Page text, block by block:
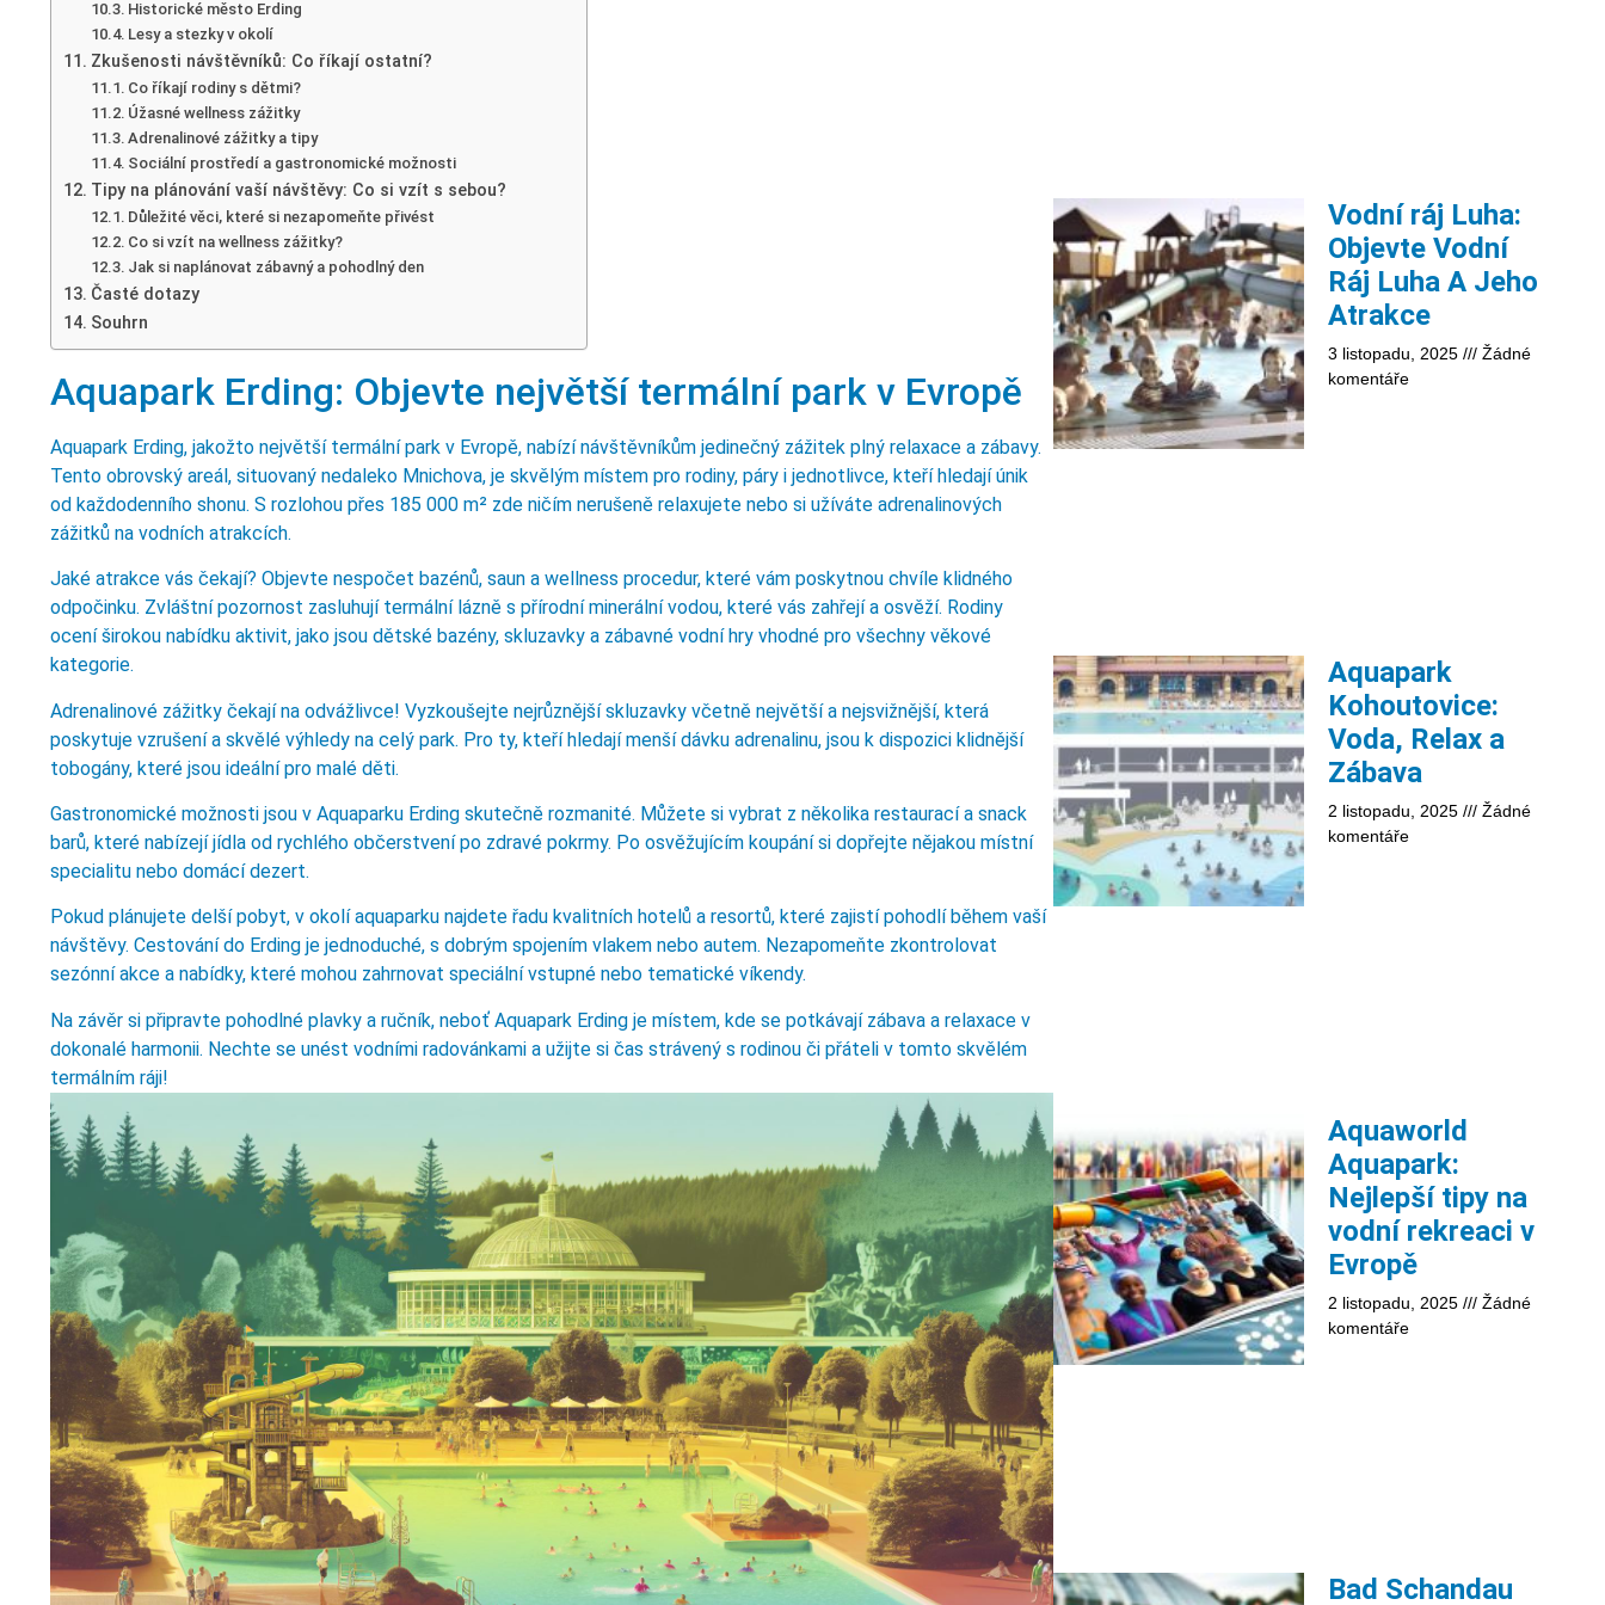
Historické město Erding
Lesy a stezky v okolí
Zkušenosti návštěvníků: Co říkají ostatní?
Co říkají rodiny s dětmi?
Úžasné wellness zážitky
Adrenalinové zážitky a tipy
Sociální prostředí a gastronomické možnosti
Tipy na plánování vaší návštěvy: Co si vzít s sebou?
Důležité věci, které si nezapomeňte přivést
Co si vzít na wellness zážitky?
Jak si naplánovat zábavný a pohodlný den
Časté dotazy
Souhrn
Aquapark Erding: Objevte největší termální park v Evropě
Aquapark Erding, jakožto největší termální park v Evropě, nabízí návštěvníkům jedinečný zážitek plný relaxace a zábavy.
Tento obrovský areál, situovaný nedaleko Mnichova, je skvělým místem pro rodiny, páry i jednotlivce, kteří hledají únik
od každodenního shonu. S rozlohou přes 185 000 m² zde ničím nerušeně relaxujete nebo si užíváte adrenalinových
zážitků na vodních atrakcích.
Jaké atrakce vás čekají? Objevte nespočet bazénů, saun a wellness procedur, které vám poskytnou chvíle klidného
odpočinku. Zvláštní pozornost zasluhují termální lázně s přírodní minerální vodou, které vás zahřejí a osvěží. Rodiny
ocení širokou nabídku aktivit, jako jsou dětské bazény, skluzavky a zábavné vodní hry vhodné pro všechny věkové
kategorie.
Adrenalinové zážitky čekají na odvážlivce! Vyzkoušejte nejrůznější skluzavky včetně největší a nejsvižnější, která
poskytuje vzrušení a skvělé výhledy na celý park. Pro ty, kteří hledají menší dávku adrenalinu, jsou k dispozici klidnější
tobogány, které jsou ideální pro malé děti.
Gastronomické možnosti jsou v Aquaparku Erding skutečně rozmanité. Můžete si vybrat z několika restaurací a snack
barů, které nabízejí jídla od rychlého občerstvení po zdravé pokrmy. Po osvěžujícím koupání si dopřejte nějakou místní
specialitu nebo domácí dezert.
Pokud plánujete delší pobyt, v okolí aquaparku najdete řadu kvalitních hotelů a resortů, které zajistí pohodlí během vaší
návštěvy. Cestování do Erding je jednoduché, s dobrým spojením vlakem nebo autem. Nezapomeňte zkontrolovat
sezónní akce a nabídky, které mohou zahrnovat speciální vstupné nebo tematické víkendy.
Na závěr si připravte pohodlné plavky a ručník, neboť Aquapark Erding je místem, kde se potkávají zábava a relaxace v
dokonalé harmonii. Nechte se unést vodními radovánkami a užijte si čas strávený s rodinou či přáteli v tomto skvělém
termálním ráji!
Vodní ráj Luha:
Objevte Vodní
Ráj Luha A Jeho
Atrakce
3 listopadu, 2025
Žádné
komentáře
Aquapark
Kohoutovice:
Voda, Relax a
Zábava
2 listopadu, 2025
Žádné
komentáře
Aquaworld
Aquapark:
Nejlepší tipy na
vodní rekreaci v
Evropě
2 listopadu, 2025
Žádné
komentáře
Bad Schandau